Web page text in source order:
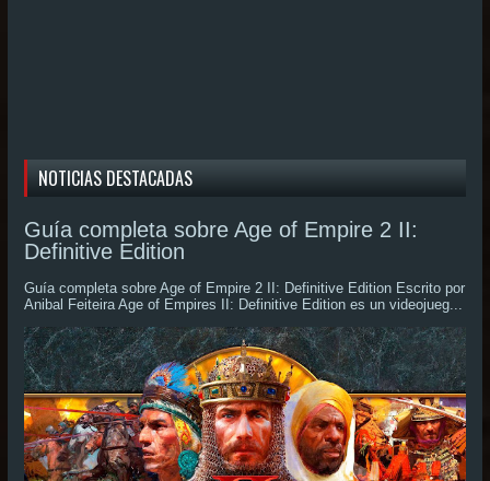
NOTICIAS DESTACADAS
Guía completa sobre Age of Empire 2 II:
Definitive Edition
Guía completa sobre Age of Empire 2 II: Definitive Edition Escrito por
Anibal Feiteira Age of Empires II: Definitive Edition es un videojueg...